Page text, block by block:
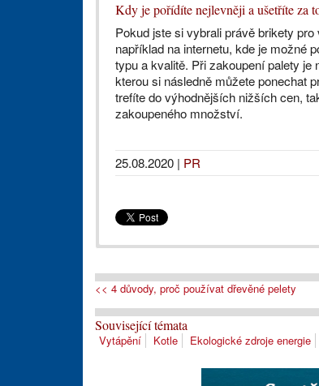
Kdy je pořídíte nejlevněji a ušetříte za
Pokud jste si vybrali právě brikety
například na internetu, kde je možné
typu a kvalitě. Při zakoupení palety
kterou si následně můžete ponechat
trefíte do výhodnějších nižších cen,
zakoupeného množství.
25.08.2020 | PR
<< 4 důvody, proč používat dřevěné pelety
Související témata
Vytápění Kotle Ekologické zdroje energie